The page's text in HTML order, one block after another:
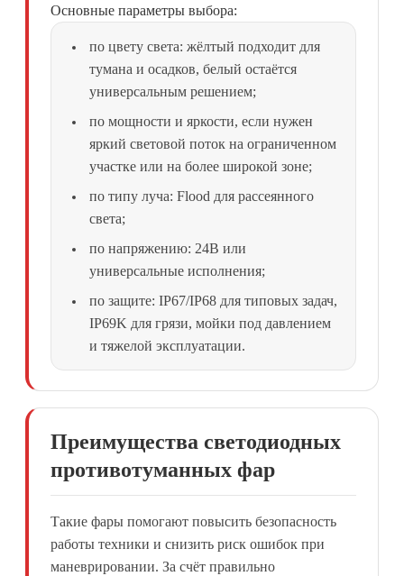
Основные параметры выбора:
по цвету света: жёлтый подходит для
тумана и осадков, белый остаётся
универсальным решением;
по мощности и яркости, если нужен
яркий световой поток на ограниченном
участке или на более широкой зоне;
по типу луча: Flood для рассеянного
света;
по напряжению: 24В или
универсальные исполнения;
по защите: IP67/IP68 для типовых задач,
IP69K для грязи, мойки под давлением
и тяжелой эксплуатации.
Преимущества светодиодных
противотуманных фар
Такие фары помогают повысить безопасность
работы техники и снизить риск ошибок при
маневрировании. За счёт правильно